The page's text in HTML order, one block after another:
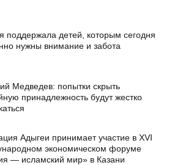
поддержала детей, которым сегодня
нужны внимание и забота
Медведев: попытки скрыть
принадлежность будут жестко
Адыгеи принимает участие в XVI
экономическом форуме
— исламский мир» в Казани